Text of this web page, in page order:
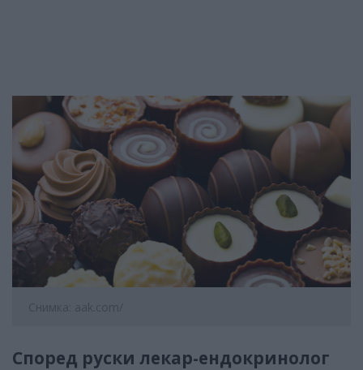
Снимка: aak.com/
Според руски лекар-ендокринолог